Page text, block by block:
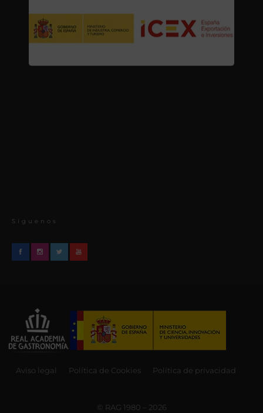
Síguenos
Aviso legal Política de Cookies Política de privacidad
© RAG 1980 – 2026